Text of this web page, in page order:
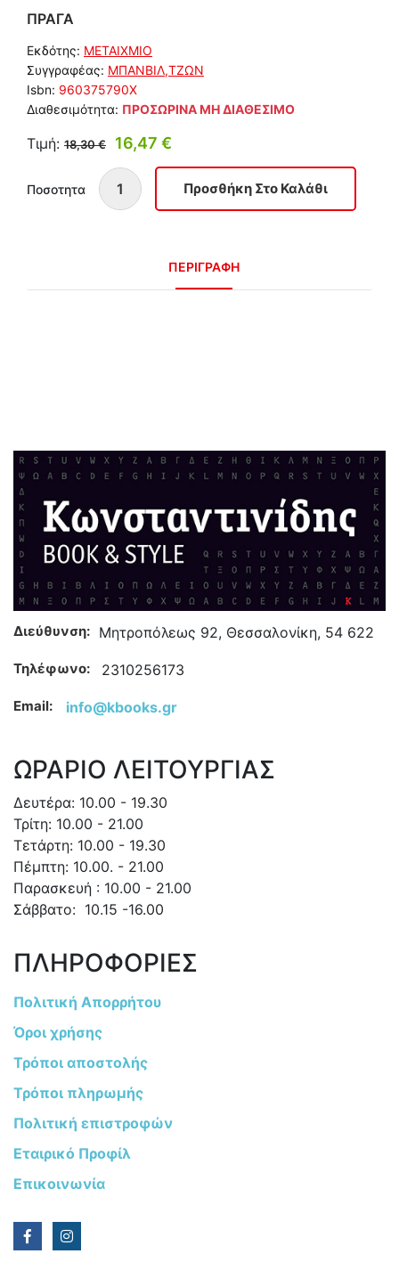
ΠΡΑΓΑ
Εκδότης: ΜΕΤΑΙΧΜΙΟ
Συγγραφέας: ΜΠΑΝΒΙΛ,ΤΖΩΝ
Isbn: 960375790X
Διαθεσιμότητα: ΠΡΟΣΩΡΙΝΑ ΜΗ ΔΙΑΘΕΣΙΜΟ
Τιμή: 18,30 € 16,47 €
Ποσοτητα
ΠΕΡΙΓΡΑΦΗ
Διεύθυνση: Μητροπόλεως 92, Θεσσαλονίκη, 54 622
Τηλέφωνο: 2310256173
Email: info@kbooks.gr
ΩΡΑΡΙΟ ΛΕΙΤΟΥΡΓΙΑΣ
Δευτέρα: 10.00 - 19.30
Τρίτη: 10.00 - 21.00
Τετάρτη: 10.00 - 19.30
Πέμπτη: 10.00. - 21.00
Παρασκευή : 10.00 - 21.00
Σάββατο: 10.15 -16.00
ΠΛΗΡΟΦΟΡΙΕΣ
Πολιτική Απορρήτου
Όροι χρήσης
Τρόποι αποστολής
Τρόποι πληρωμής
Πολιτική επιστροφών
Εταιρικό Προφίλ
Επικοινωνία